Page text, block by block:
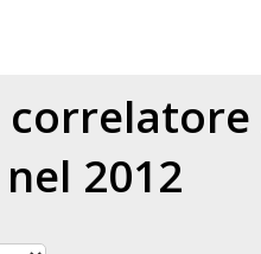
correlatore
2012